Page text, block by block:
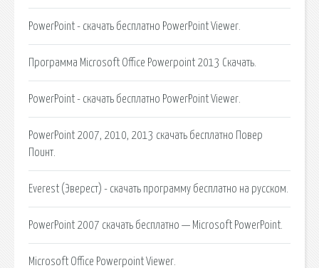
PowerPoint - скачать бесплатно PowerPoint Viewer.
Программа Microsoft Office Powerpoint 2013 Скачать.
PowerPoint - скачать бесплатно PowerPoint Viewer.
PowerPoint 2007, 2010, 2013 скачать бесплатно Повер
Поинт.
Everest (Эверест) - скачать программу бесплатно на русском.
PowerPoint 2007 скачать бесплатно — Microsoft PowerPoint.
Microsoft Office Powerpoint Viewer.